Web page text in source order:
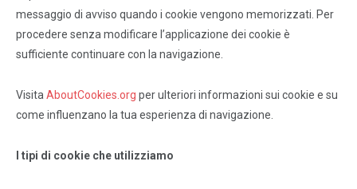
messaggio di avviso quando i cookie vengono memorizzati. Per
procedere senza modificare l’applicazione dei cookie è
sufficiente continuare con la navigazione.
VisitaAboutCookies.org per ulteriori informazioni sui cookie e su
come influenzano la tua esperienza di navigazione.
I tipi di cookie che utilizziamo